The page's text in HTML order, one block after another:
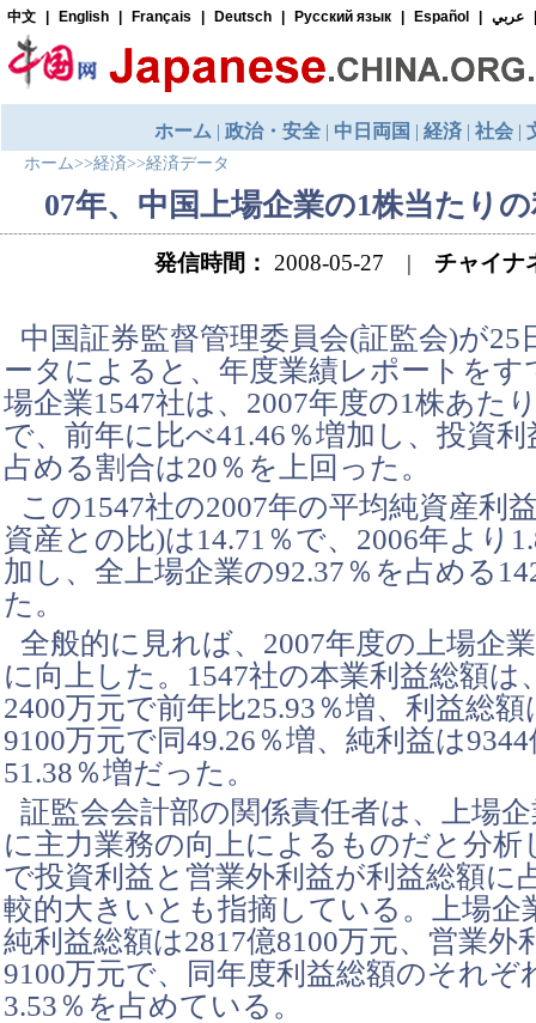
ホーム>>経済>>経済データ
07年、中国上場企業の1株当たり
発信時間： 2008-05-27 | チャイナ
中国証券監督管理委員会(証監会)が25
ータによると、年度業績レポートをす
場企業1547社は、2007年度の1株あた
で、前年に比べ41.46％増加し、投資
占める割合は20％を上回った。
この1547社の2007年の平均純資産利
資産との比)は14.71％で、2006年より
加し、全上場企業の92.37％を占める
た。
全般的に見れば、2007年度の上場企
に向上した。1547社の本業利益総額は
2400万元で前年比25.93％増、利益総額
9100万元で同49.26％増、純利益は
51.38％増だった。
証監会会計部の関係責任者は、上場
に主力業務の向上によるものだと分析
で投資利益と営業外利益が利益総額に
較的大きいとも指摘している。上場企
純利益総額は2817億8100万元、営業外
9100万元で、同年度利益総額のそれぞ
3.53％を占めている。